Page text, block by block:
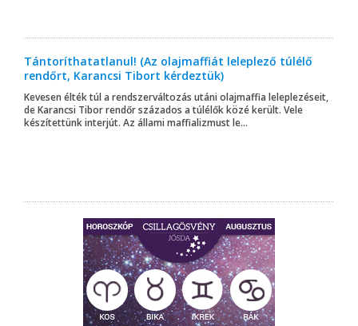
Tántoríthatatlanul! (Az olajmaffiát leleplező túlélő
rendőrt, Karancsi Tibort kérdeztük)
Kevesen élték túl a rendszerváltozás utáni olajmaffia leleplezéseit,
de Karancsi Tibor rendőr százados a túlélők közé került. Vele
készítettünk interjút. Az állami maffializmust le...